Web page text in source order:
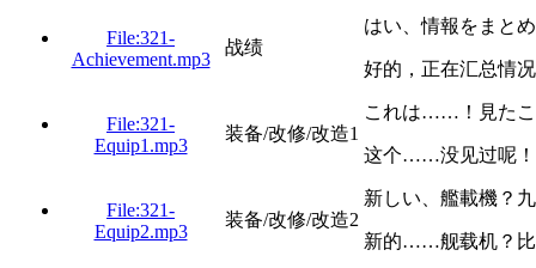
File:321-
Achievement.mp3
战绩
はい、情報をまと
好的，正在汇总情
File:321-
Equip1.mp3
装备/改修/改造1
これは……！見たこ
这个……没见过呢！
File:321-
Equip2.mp3
装备/改修/改造2
新しい、艦載機？
新的……舰载机？